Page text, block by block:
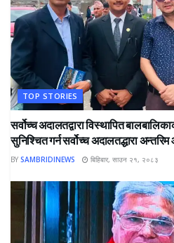
TOP STORIES
सर्वोच्च अदालतद्वारा विस्थापित
सुनिश्चित गर्न सर्वोच्च अदालतद्धारा
BY SAMBRIDINEWS बिहिबार, साउन २१, २०८३